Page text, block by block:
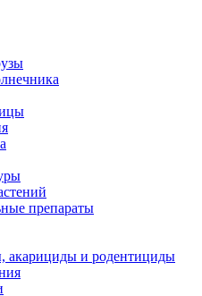
препараты
акарициды и родентициды